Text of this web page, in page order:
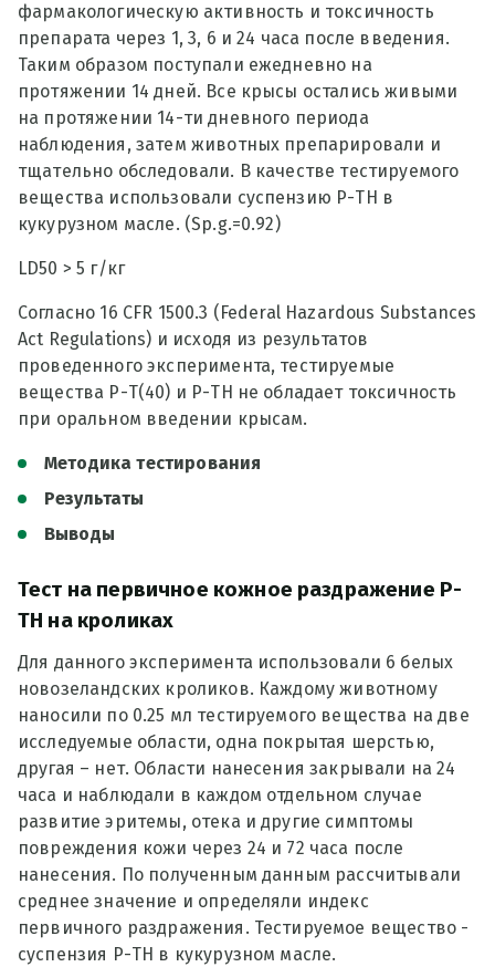
фармакологическую активность и токсичность
препарата через 1, 3, 6 и 24 часа после введения.
Таким образом поступали ежедневно на
протяжении 14 дней. Все крысы остались живыми
на протяжении 14-ти дневного периода
наблюдения, затем животных препарировали и
тщательно обследовали. В качестве тестируемого
вещества использовали суспензию Р-ТН в
кукурузном масле. (Sp.g.=0.92)
LD50 > 5 г/кг
Согласно 16 CFR 1500.3 (Federal Hazardous Substances
Act Regulations) и исходя из результатов
проведенного эксперимента, тестируемые
вещества Р-Т(40) и Р-ТН не обладает токсичность
при оральном введении крысам.
Методика тестирования
Результаты
Выводы
Тест на первичное кожное раздражение Р-
ТН на кроликах
Для данного эксперимента использовали 6 белых
новозеландских кроликов. Каждому животному
наносили по 0.25 мл тестируемого вещества на две
исследуемые области, одна покрытая шерстью,
другая – нет. Области нанесения закрывали на 24
часа и наблюдали в каждом отдельном случае
развитие эритемы, отека и другие симптомы
повреждения кожи через 24 и 72 часа после
нанесения. По полученным данным рассчитывали
среднее значение и определяли индекс
первичного раздражения. Тестируемое вещество -
суспензия Р-ТН в кукурузном масле.